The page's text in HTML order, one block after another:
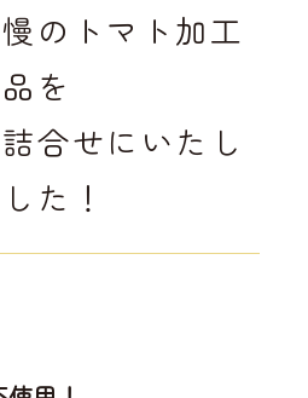
のトマト加工
品を
合せにいたし
た！